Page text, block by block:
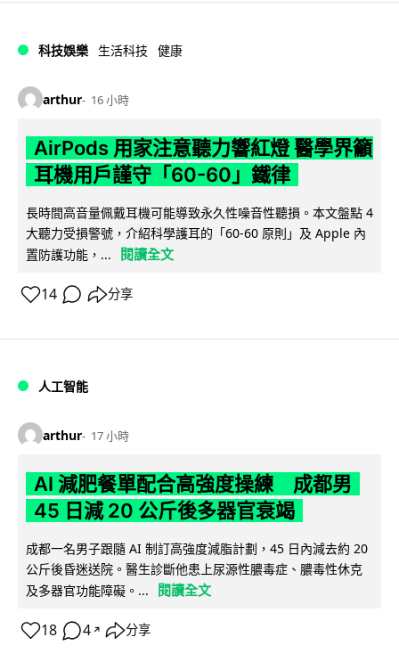
科技娛樂 生活科技 健康
arthur 16 小時
AirPods 用家注意聽力響紅燈 醫學界籲
耳機用戶謹守「60-60」鐵律
長時間高音量佩戴耳機可能導致永久性噪音性聽損。本文盤點 4
大聽力受損警號，介紹科學護耳的「60-60 原則」及 Apple 內
置防護功能，...
閱讀全文
14 分享
人工智能
arthur 17 小時
AI 減肥餐單配合高強度操練 成都男
45 日減 20 公斤後多器官衰竭
成都一名男子跟隨 AI 制訂高強度減脂計劃，45 日內減去約 20
公斤後昏迷送院。醫生診斷他患上尿源性膿毒症、膿毒性休克
及多器官功能障礙。...
閱讀全文
18 4 ↗ 分享